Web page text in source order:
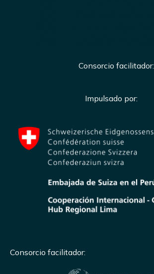
Consorcio facilitador:
Impulsado por:
Consorcio facilitador: